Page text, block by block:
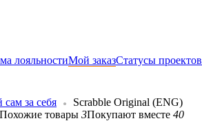
лояльностиМой заказСтатусы проектов
за себя
Scrabble Original (ENG)
Похожие товары 3Покупают вместе 40